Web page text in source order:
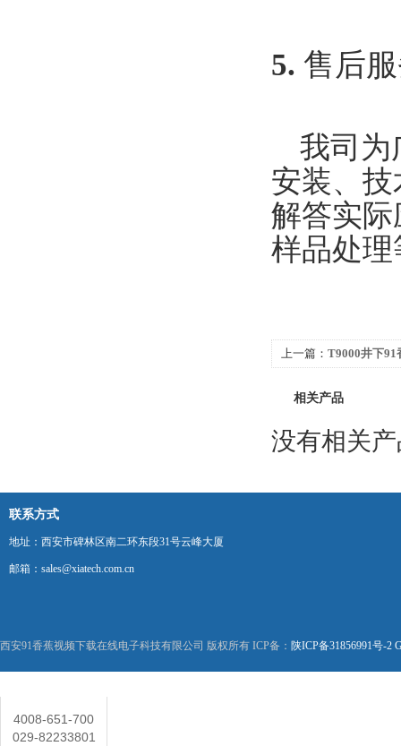
5. 售后
我司为
安装、
解答实际
样品处理
上一篇： T9000井下91
相关产品
没有相关
联系方式
地址：西安市碑林区南二环东段31号云峰大厦
邮箱：sales@xiatech.com.cn
西安91香蕉视频下载在线电子科技有限公司 版权所有 ICP备： 陕ICP备31856991号-2
4008-651-700
029-82233801